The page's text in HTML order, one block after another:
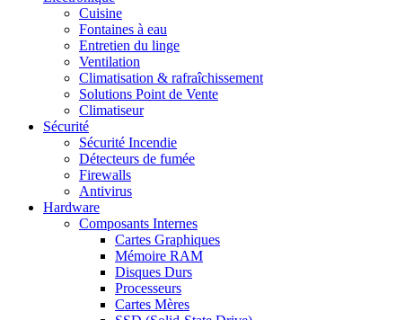
Cuisine
Fontaines à eau
Entretien du linge
Ventilation
Climatisation & rafraîchissement
Solutions Point de Vente
Climatiseur
Sécurité
Sécurité Incendie
Détecteurs de fumée
Firewalls
Antivirus
Hardware
Composants Internes
Cartes Graphiques
Mémoire RAM
Disques Durs
Processeurs
Cartes Mères